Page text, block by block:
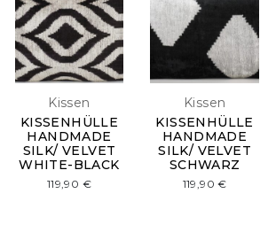
Kissen
KISSENHÜLLE
HANDMADE
SILK/ VELVET
WHITE-BLACK
119,90 €
Kissen
KISSENHÜLLE
HANDMADE
SILK/ VELVET
SCHWARZ
119,90€